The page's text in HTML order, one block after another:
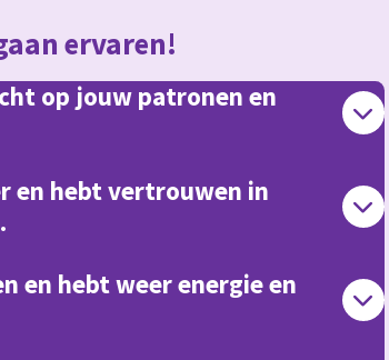
ervaren!
op jouw patronen en
en hebt vertrouwen in
en hebt weer energie en